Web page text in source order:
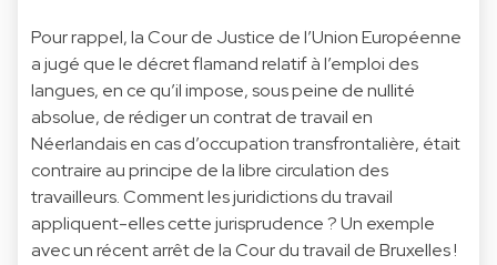
Pour rappel, la Cour de Justice de l’Union Européenne
a jugé que le décret flamand relatif à l’emploi des
langues, en ce qu’il impose, sous peine de nullité
absolue, de rédiger un contrat de travail en
Néerlandais en cas d’occupation transfrontalière, était
contraire au principe de la libre circulation des
travailleurs. Comment les juridictions du travail
appliquent-elles cette jurisprudence ? Un exemple
avec un récent arrêt de la Cour du travail de Bruxelles !